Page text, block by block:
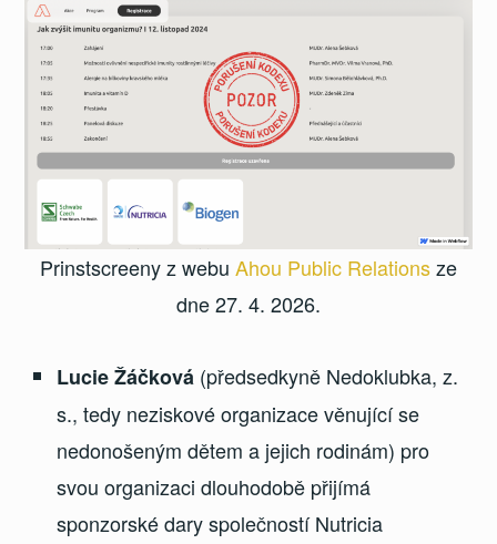
Prinstscreeny z webu Ahou Public Relationsze
dne 27. 4. 2026.
Lucie Žáčková (předsedkyně Nedoklubka, z.
s., tedy neziskové organizace věnující se
nedonošeným dětem a jejich rodinám) pro
svou organizaci dlouhodobě přijímá
sponzorské dary společností Nutricia